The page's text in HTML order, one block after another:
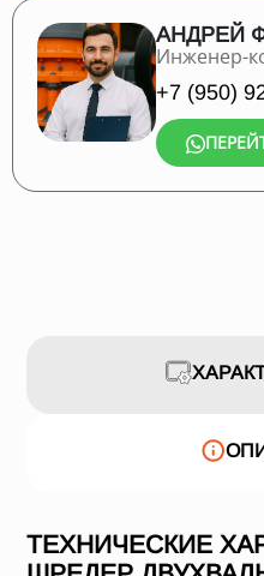
АНДРЕЙ
Инженер-
+7 (950)
ТЕХНИЧЕСКИЕ